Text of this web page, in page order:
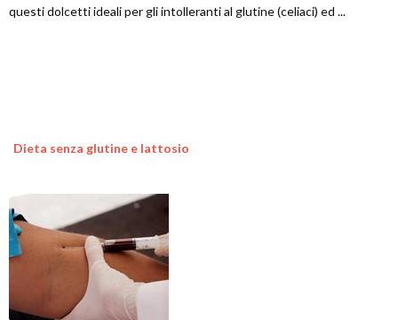
questi dolcetti ideali per gli intolleranti al glutine (celiaci) ed ...
Dieta senza glutine e lattosio